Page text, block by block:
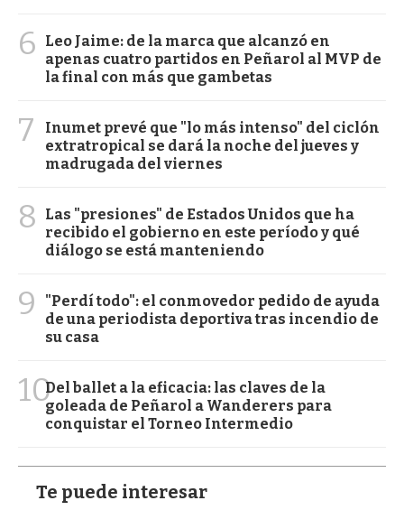
6
Leo Jaime: de la marca que alcanzó en
apenas cuatro partidos en Peñarol al MVP de
la final con más que gambetas
7
Inumet prevé que "lo más intenso" del ciclón
extratropical se dará la noche del jueves y
madrugada del viernes
8
Las "presiones" de Estados Unidos que ha
recibido el gobierno en este período y qué
diálogo se está manteniendo
9
"Perdí todo": el conmovedor pedido de ayuda
de una periodista deportiva tras incendio de
su casa
10Del ballet a la eficacia: las claves de la
goleada de Peñarol a Wanderers para
conquistar el Torneo Intermedio
Te puede interesar